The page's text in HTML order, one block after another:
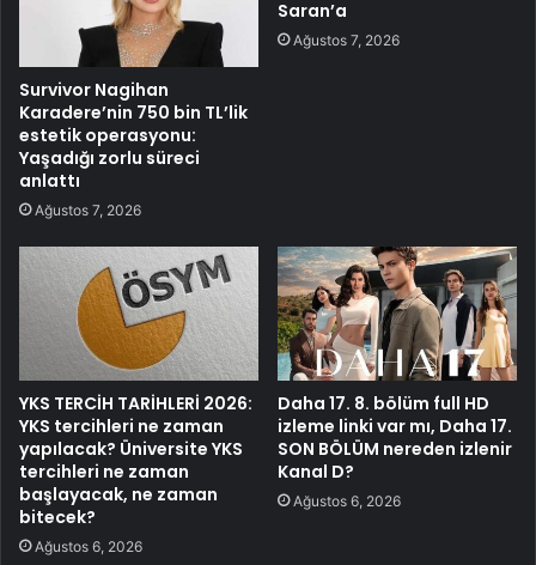
Survivor Nagihan
Karadere’nin 750 bin TL’lik
estetik operasyonu:
Yaşadığı zorlu süreci
anlattı
Ağustos 7, 2026
Saran’a
Ağustos 7, 2026
YKS TERCİH TARİHLERİ 2026:
YKS tercihleri ne zaman
yapılacak? Üniversite YKS
tercihleri ne zaman
başlayacak, ne zaman
bitecek?
Ağustos 6, 2026
Daha 17. 8. bölüm full HD
izleme linki var mı, Daha 17.
SON BÖLÜM nereden izlenir
Kanal D?
Ağustos 6, 2026